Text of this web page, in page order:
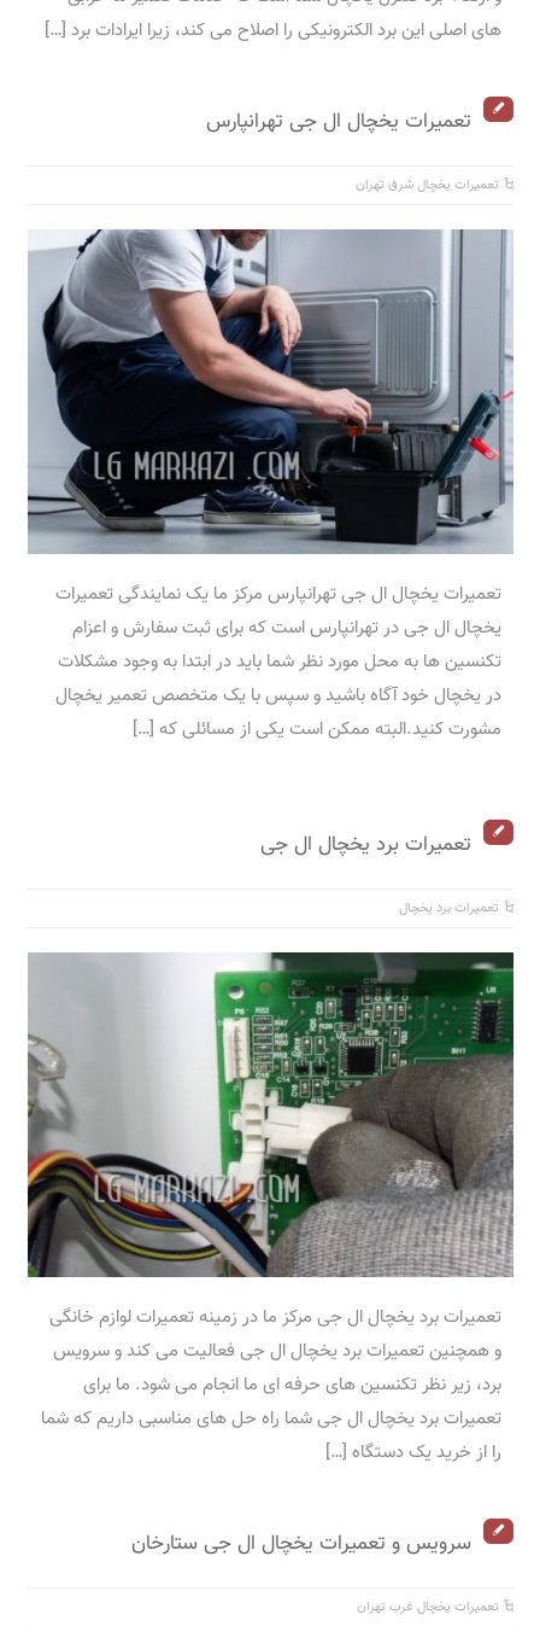
های اصلی این برد الکترونیکی را اصلاح می کند، زیرا ایرادات برد […]
تعمیرات یخچال ال جی تهرانپارس
تعمیرات یخچال شرق تهران
تعمیرات یخچال ال جی تهرانپارس مرکز ما یک نمایندگی تعمیرات
یخچال ال جی در تهرانپارس است که برای ثبت سفارش و اعزام
تکنسین ها به محل مورد نظر شما باید در ابتدا به وجود مشکلات
در یخچال خود آگاه باشید و سپس با یک متخصص تعمیر یخچال
مشورت کنید.البته ممکن است یکی از مسائلی که […]
تعمیرات برد یخچال ال جی
تعمیرات برد یخچال
تعمیرات برد یخچال ال جی مرکز ما در زمینه تعمیرات لوازم خانگی
و همچنین تعمیرات برد یخچال ال جی فعالیت می کند و سرویس
برد، زیر نظر تکنسین های حرفه ای ما انجام می شود. ما برای
تعمیرات برد یخچال ال جی شما راه حل های مناسبی داریم که شما
را از خرید یک دستگاه […]
سرویس و تعمیرات یخچال ال جی ستارخان
تعمیرات یخچال غرب تهران